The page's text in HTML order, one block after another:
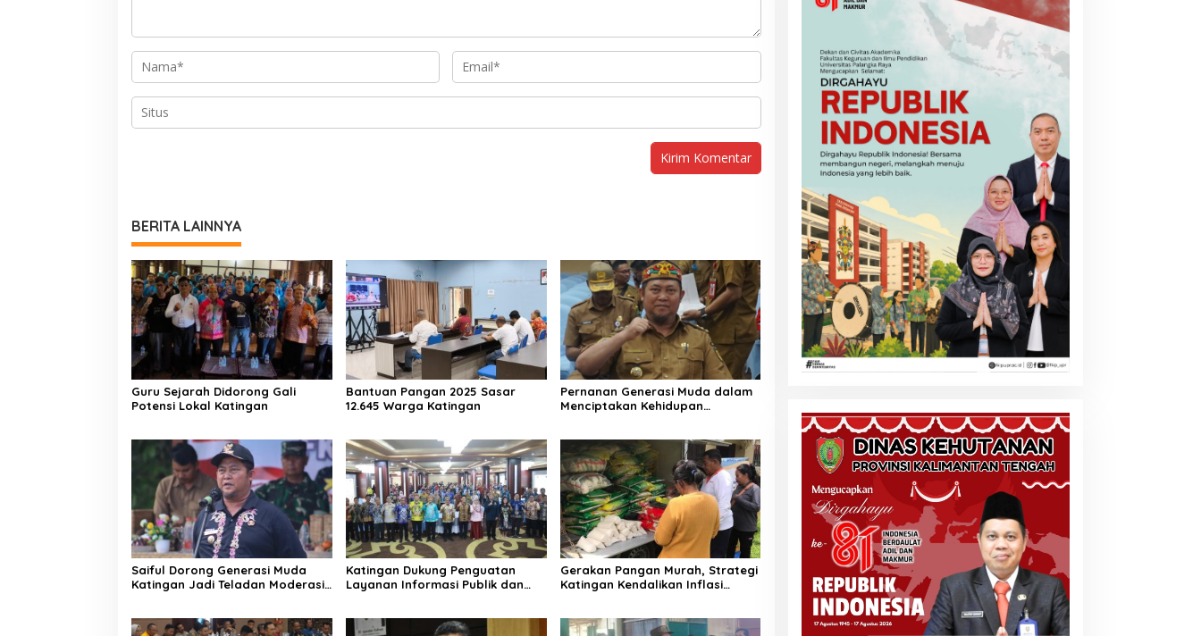
BERITA LAINNYA
Guru Sejarah Didorong Gali
Potensi Lokal Katingan
Bantuan Pangan 2025 Sasar
12.645 Warga Katingan
Pernanan Generasi Muda dalam
Menciptakan Kehidupan
Saiful Dorong Generasi Muda
Katingan Jadi Teladan Moderasi
Katingan Dukung Penguatan
Layanan Informasi Publik dan
Gerakan Pangan Murah, Strategi
Katingan Kendalikan Inflasi